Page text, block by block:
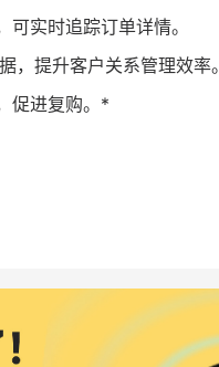
实时追踪订单详情。
，提升客户关系管理效率。
促进复购。*